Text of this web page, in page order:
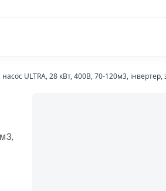
ULTRA, 28 кВт, 400В, 70-120м3,